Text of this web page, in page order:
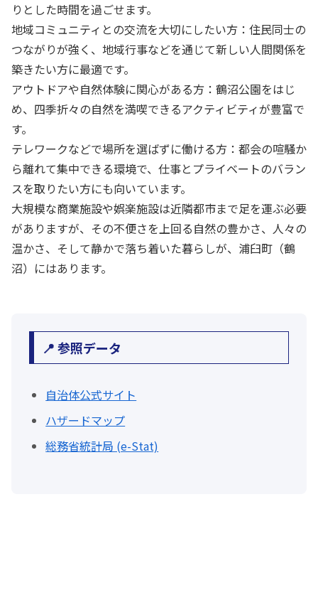
りとした時間を過ごせます。
地域コミュニティとの交流を大切にしたい方：住民同士の
つながりが強く、地域行事などを通じて新しい人間関係を
築きたい方に最適です。
アウトドアや自然体験に関心がある方：鶴沼公園をはじ
め、四季折々の自然を満喫できるアクティビティが豊富で
す。
テレワークなどで場所を選ばずに働ける方：都会の喧騒か
ら離れて集中できる環境で、仕事とプライベートのバラン
スを取りたい方にも向いています。
大規模な商業施設や娯楽施設は近隣都市まで足を運ぶ必要
がありますが、その不便さを上回る自然の豊かさ、人々の
温かさ、そして静かで落ち着いた暮らしが、浦臼町（鶴
沼）にはあります。
📍 参照データ
自治体公式サイト
ハザードマップ
総務省統計局 (e-Stat)